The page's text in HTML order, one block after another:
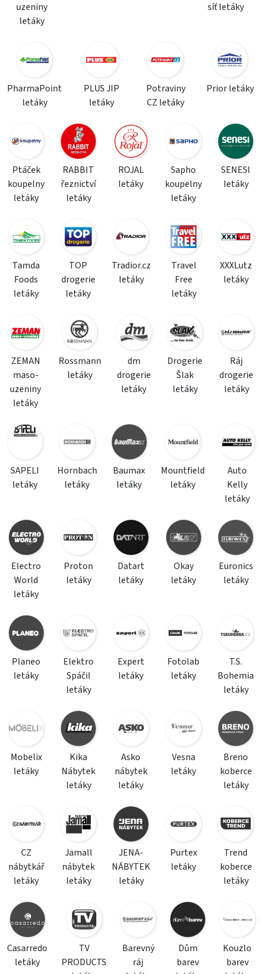
uzeniny
letáky
síť letáky
PharmaPoint
letáky
PLUS JIP
letáky
Potraviny
CZ letáky
Prior letáky
Ptáček
koupelny
letáky
RABBIT
řeznictví
letáky
ROJAL
letáky
Sapho
koupelny
letáky
SENESI
letáky
Tamda
Foods
letáky
TOP
drogerie
letáky
Tradior.cz
letáky
Travel
Free
letáky
XXXLutz
letáky
ZEMAN
maso-
uzeniny
letáky
Rossmann
letáky
dm
drogerie
letáky
Drogerie
Šlak
letáky
Ráj
drogerie
letáky
SAPELI
letáky
Hornbach
letáky
Baumax
letáky
Mountfield
letáky
Auto
Kelly
letáky
Electro
World
letáky
Proton
letáky
Datart
letáky
Okay
letáky
Euronics
letáky
Planeo
letáky
Elektro
Spáčil
letáky
Expert
letáky
Fotolab
letáky
T.S.
Bohemia
letáky
Mobelix
letáky
Kika
Nábytek
letáky
Asko
nábytek
letáky
Vesna
letáky
Breno
koberce
letáky
CZ
nábytkář
letáky
Jamall
nábytek
letáky
JENA-
NÁBYTEK
letáky
Purtex
letáky
Trend
koberce
letáky
Casarredo
letáky
TV
PRODUCTS
Barevný
ráj
Dům
barev
Kouzlo
barev